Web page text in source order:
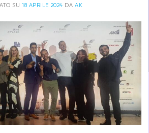
SU 18 APRILE 2024 DAAK